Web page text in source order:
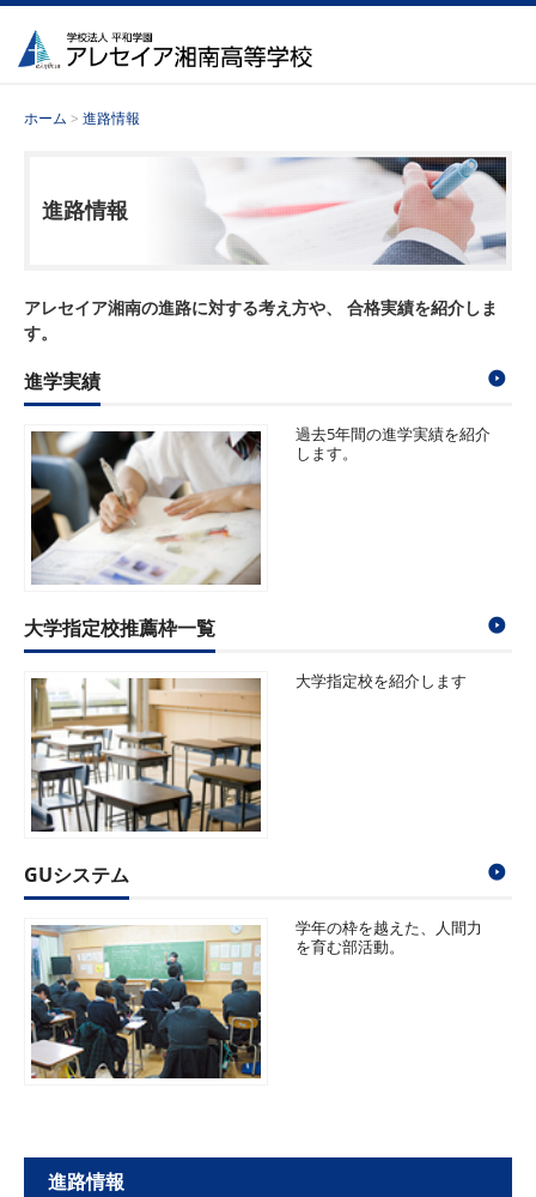
ホーム > 進路情報
進路情報
アレセイア湘南の進路に対する考え方や、
合格実績を紹介しま
す。
進学実績
過去5年間の進学実績を紹介
します。
大学指定校推薦枠一覧
大学指定校を紹介します
GUシステム
学年の枠を越えた、人間力
を育む部活動。
進路情報